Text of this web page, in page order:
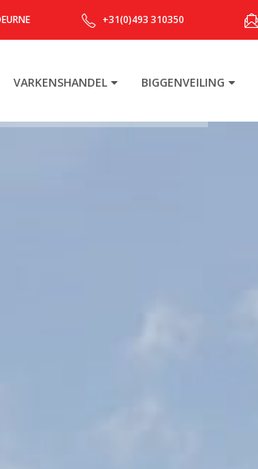
+31(0)493 310350
VARKENSHANDEL BIGGENVEILING